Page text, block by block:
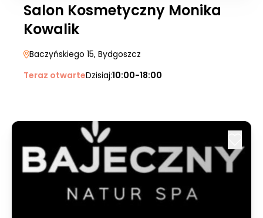
Salon Kosmetyczny Monika
Kowalik
Baczyńskiego 15, Bydgoszcz
Teraz otwarteDzisiaj:10:00-18:00